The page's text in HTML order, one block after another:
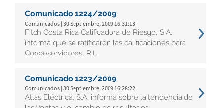
Comunicado 1224/2009
Comunicados | 30 Septiembre, 2009 16:31:13
Fitch Costa Rica Calificadora de Riesgo, S.A.
informa que se ratificaron las calificaciones para
Coopeservidores, R.L.
Comunicado 1223/2009
Comunicados | 30 Septiembre, 2009 16:28:22
Atlas Eléctrica, S.A. informa sobre la tendencia de